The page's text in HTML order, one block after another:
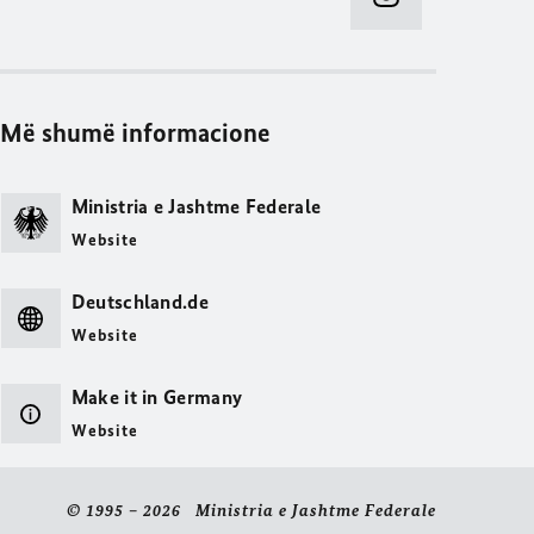
Më shumë informacione
Ministria e Jashtme Federale
Website
Deutschland.de
Website
Make it in Germany
Website
© 1995 – 2026 Ministria e Jashtme Federale